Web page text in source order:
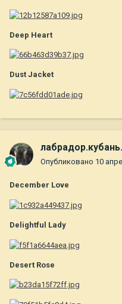
Deep Heart
Dust Jacket
Опубликовано 10
December Love
Delightful Lady
Desert Rose